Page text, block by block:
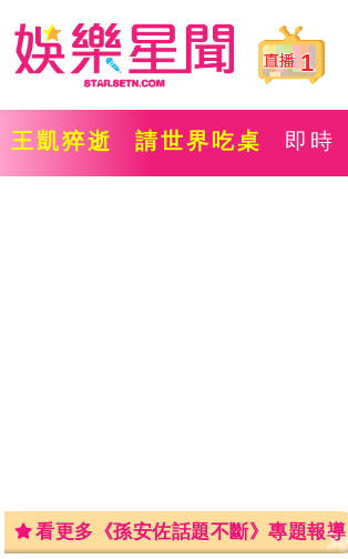
1
王凱猝逝 請世界吃桌 即時
看更多《孫安佐話題不斷》專題報導